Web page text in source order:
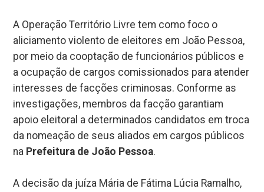
A Operação Território Livre tem como foco o
aliciamento violento de eleitores em João Pessoa,
por meio da cooptação de funcionários públicos e
a ocupação de cargos comissionados para atender
interesses de facções criminosas. Conforme as
investigações, membros da facção garantiam
apoio eleitoral a determinados candidatos em troca
da nomeação de seus aliados em cargos públicos
na Prefeitura de João Pessoa.
A decisão da juíza Mária de Fátima Lúcia Ramalho,